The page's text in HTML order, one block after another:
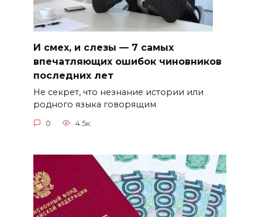
И смех, и слезы — 7 самых
впечатляющих ошибок чиновников
последних лет
Не секрет, что незнание истории или
родного языка говорящим
0 4.5к.